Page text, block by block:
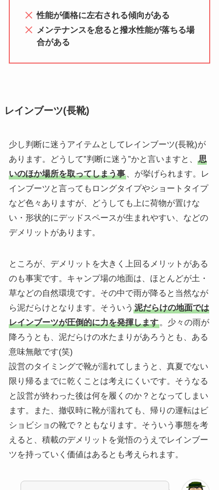
性能が価格に左右される傾向がある
メンテナンスを怠ると撥水性能が落ちる場
合がある
レインブーツ(長靴)
少し判断に迷うアイテムとしてレインブーツ(長靴)が
あります。どうして”判断に迷う”かと言いますと、
思
いのほか場所を取ってしまう事、が挙げられます。レ
インブーツと言ってもロングタイプやショートタイプ
など色々ありますが、どうしても上に荷物が置けな
い・形状的にデッドスペースが生まれやすい、などの
デメリットがあります。
ところが、デメリットを大きく上回るメリットがある
のも事実です。キャンプ場の地面は、ほとんどが土・
草などの自然環境です。その中で雨が降ると当然なが
ら泥だらけとなります。そういう 泥だらけの地面では
レインブーツが圧倒的に力を発揮します。少々の雨が
降ろうとも、泥だらけの水たまりがあろうとも、ある
意味無敵です(笑)
設営のタイミングで靴が濡れてしまうと、真夏でない
限り帰るまでに乾くことは考えにくいです。そうなる
と設営が終わった後は何を履くのか？となってしまい
ます。また、撤収時に靴が濡れても、帰りの運転はビ
ショビショの靴で？ともなります。そういう事態を考
えると、積載のデメリットを覚悟のうえでレインブー
ツを持っていく価値はあるとも考えられます。